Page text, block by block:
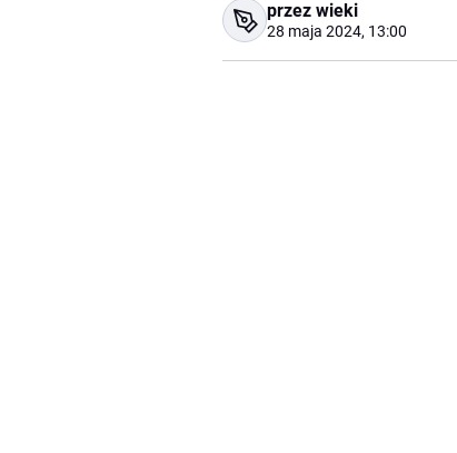
przez wieki
28 maja 2024, 13:00